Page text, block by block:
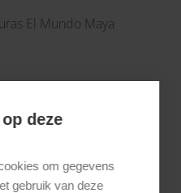
EN
MAYA
deze
om gegevens
gebruik van deze